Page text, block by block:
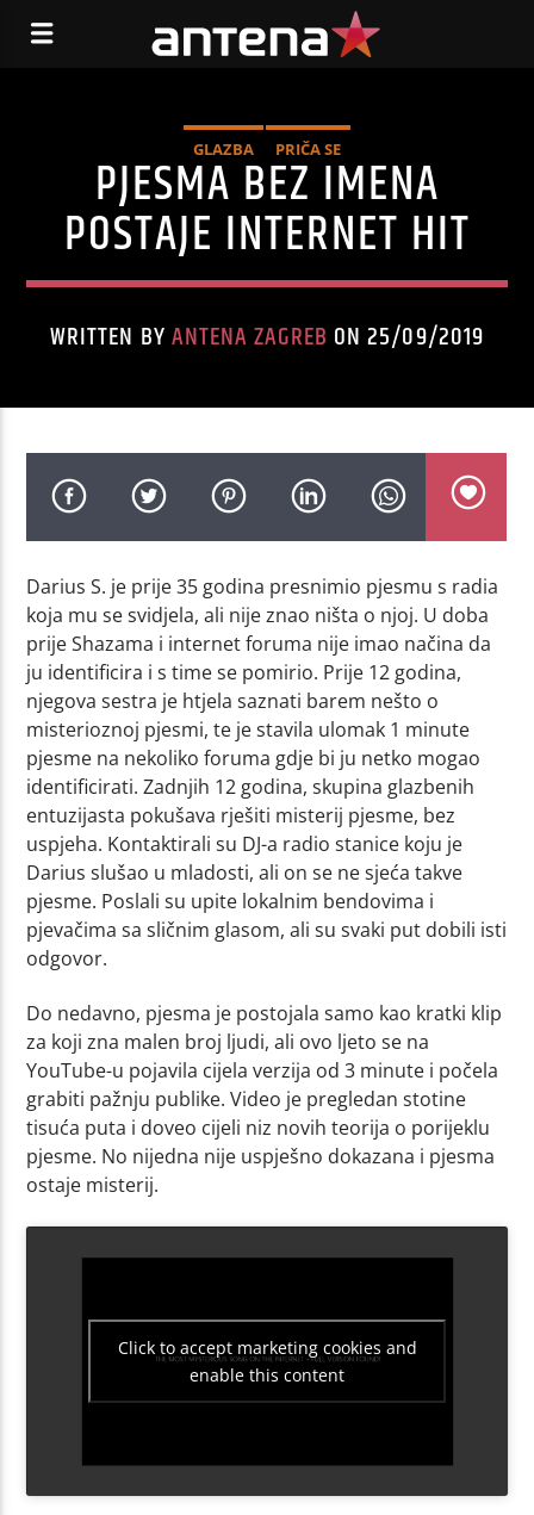
GLAZBA PRIČA SE
PJESMA BEZ IMENA
POSTAJE INTERNET HIT
WRITTEN BYANTENA ZAGREB ON 25/09/2019
Darius S. je prije 35 godina presnimio pjesmu s radia
koja mu se svidjela, ali nije znao ništa o njoj. U doba
prije Shazama i internet foruma nije imao načina da
ju identificira i s time se pomirio. Prije 12 godina,
njegova sestra je htjela saznati barem nešto o
misterioznoj pjesmi, te je stavila ulomak 1 minute
pjesme na nekoliko foruma gdje bi ju netko mogao
identificirati. Zadnjih 12 godina, skupina glazbenih
entuzijasta pokušava rješiti misterij pjesme, bez
uspjeha. Kontaktirali su DJ-a radio stanice koju je
Darius slušao u mladosti, ali on se ne sjeća takve
pjesme. Poslali su upite lokalnim bendovima i
pjevačima sa sličnim glasom, ali su svaki put dobili isti
odgovor.
Do nedavno, pjesma je postojala samo kao kratki klip
za koji zna malen broj ljudi, ali ovo ljeto se na
YouTube-u pojavila cijela verzija od 3 minute i počela
grabiti pažnju publike. Video je pregledan stotine
tisuća puta i doveo cijeli niz novih teorija o porijeklu
pjesme. No nijedna nije uspješno dokazana i pjesma
ostaje misterij.
Click to accept marketing cookies and
enable this content